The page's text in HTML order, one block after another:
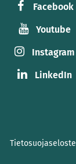
Facebook
Youtube
Instagram
LinkedIn
Tietosuojaseloste